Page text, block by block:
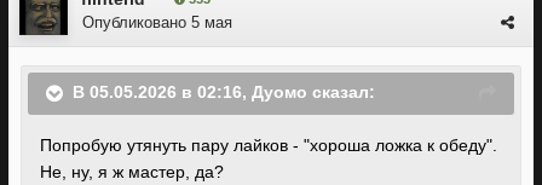
Опубликовано 5 мая
В 05.05.2026 в 02:16, Дуомо сказал:
Попробую утянуть пару лайков - "хороша ложка к обеду".
Не, ну, я ж мастер, да?